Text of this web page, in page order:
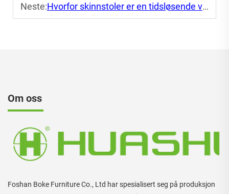
Neste:Hvorfor skinnstoler er en tidsløsende valg for enhver kontor
Om oss
Foshan Boke Furniture Co., Ltd har spesialisert seg på produksjon